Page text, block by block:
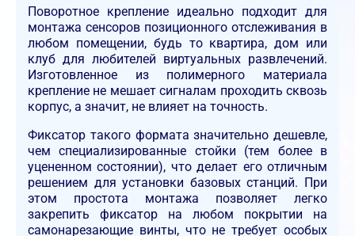
Поворотное крепление идеально подходит для
монтажа сенсоров позиционного отслеживания в
любом помещении, будь то квартира, дом или
клуб для любителей виртуальных развлечений.
Изготовленное из полимерного материала
крепление не мешает сигналам проходить сквозь
корпус, а значит, не влияет на точность.
Фиксатор такого формата значительно дешевле,
чем специализированные стойки (тем более в
уцененном состоянии), что делает его отличным
решением для установки базовых станций. При
этом простота монтажа позволяет легко
закрепить фиксатор на любом покрытии на
самонарезающие винты, что не требует особых